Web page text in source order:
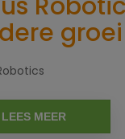
groei
LEES MEER